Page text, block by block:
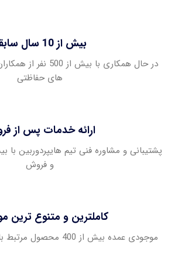
بیش از 10 سال سابقه
در حال همکاری با بیش
های حفاظتی
ارائه خدمات پس از
و فروش
کاملترین و متنوع ترین
موجودی عمده بیش از 400 محصول مرتبط با سیستم های حفاظتی